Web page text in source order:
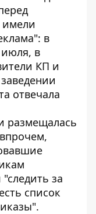
в
июля, в
КП и
отвечала
размещалась
за
список